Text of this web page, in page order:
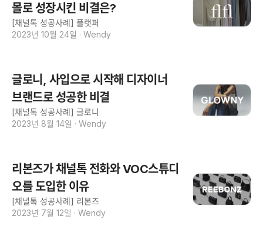
몰로 성장시킨 비결은?
[채널톡 성공사례] 플랫퍼
2023년 10월 24일 · Wendy
글로니, 사입으로 시작해 디자이너
브랜드로 성공한 비결
[채널톡 성공사례] 글로니
2023년 8월 14일 · Wendy
리본즈가 채널톡 전화와 VOC스튜디
오를 도입한 이유
[채널톡 성공사례] 리본즈
2023년 7월 12일 · Wendy